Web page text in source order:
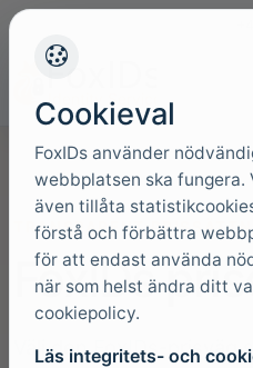
TRANSPARENT
FoxIDs
Välj den FoxIDs-prisväg
Cookieval
FoxIDs använder
webbplatsen ska
även tillåta
förstå och förbättra
för att endast använda
när som helst ändra ditt
cookiepolicy.
Läs integritets- och